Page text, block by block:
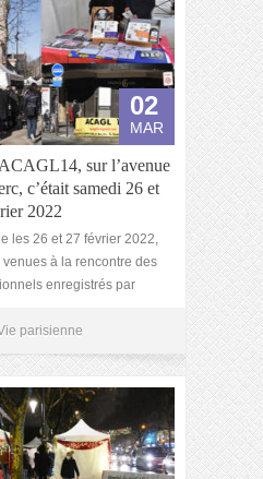
02
MAR
sur l’avenue
c’était samedi 26 et
2022
les 26 et 27 février 2022,
à la rencontre des
enregistrés par
parisienne